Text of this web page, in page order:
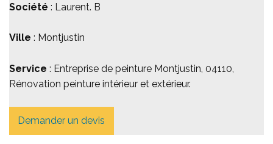
Société : Laurent. B
Ville : Montjustin
Service : Entreprise de peinture Montjustin, 04110,
Rénovation peinture intérieur et extérieur.
Demander un devis